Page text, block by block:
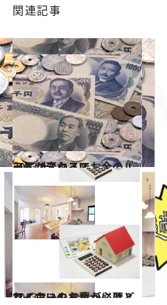
関連記事
2013.4.7
アベノミクスでお金のルールが変わる!?
ライフスタイル
2013.3.14
マイホームを買うにはどれくらいのお金が必要？
ライフスタイル